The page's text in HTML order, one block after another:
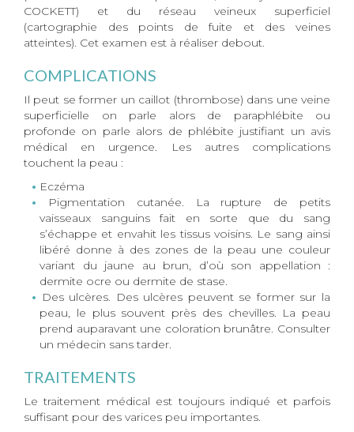
COCKETT) et du réseau veineux superficiel
(cartographie des points de fuite et des veines
atteintes). Cet examen est à réaliser debout.
COMPLICATIONS
Il peut se former un caillot (thrombose) dans une veine
superficielle on parle alors de paraphlébite ou
profonde on parle alors de phlébite justifiant un avis
médical en urgence. Les autres complications
touchent la peau :
Eczéma
Pigmentation cutanée. La rupture de petits
vaisseaux sanguins fait en sorte que du sang
s’échappe et envahit les tissus voisins. Le sang ainsi
libéré donne à des zones de la peau une couleur
variant du jaune au brun, d’où son appellation :
dermite ocre ou dermite de stase.
Des ulcères. Des ulcères peuvent se former sur la
peau, le plus souvent près des chevilles. La peau
prend auparavant une coloration brunâtre. Consulter
un médecin sans tarder.
TRAITEMENTS
Le traitement médical est toujours indiqué et parfois
suffisant pour des varices peu importantes.